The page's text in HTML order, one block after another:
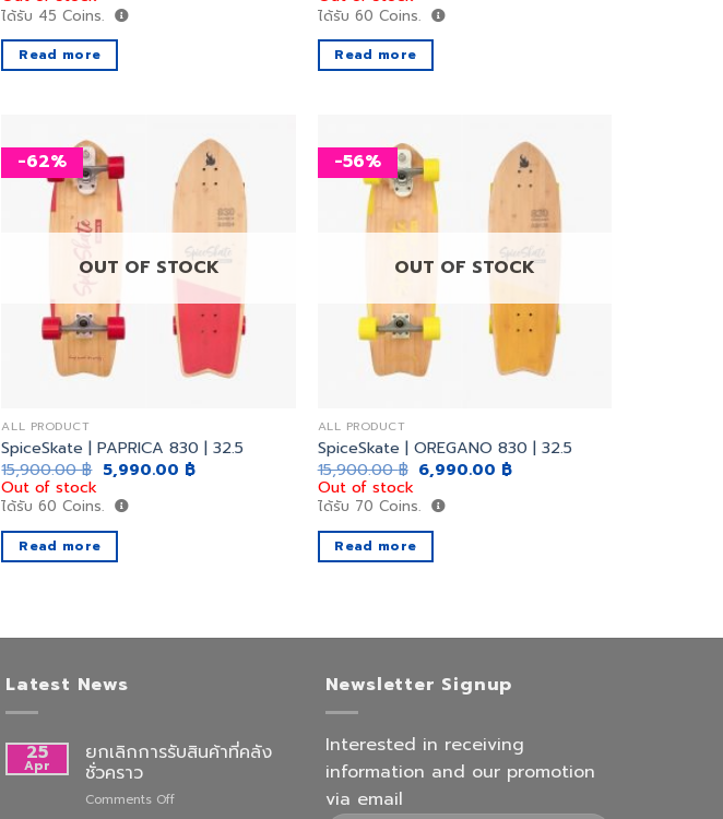
was:
15,900.00 ฿.
ได้รับ 45 Coins.
Read more
was:
15,900.00 ฿.
ได้รับ 60 Coins.
Read more
-62%
OUT OF STOCK
ALL PRODUCT
SpiceSkate | PAPRICA 830 | 32.5
15,900.00฿ Original
price
was:
15,900.00 ฿.
5,990.00 ฿Current
Out of stock
ได้รับ60 Coins.
Read more
-56%
OUT OF STOCK
ALL PRODUCT
SpiceSkate | OREGANO 830 | 32.5
15,900.00฿ Original
price
was:
15,900.00 ฿.
6,990.00 ฿Current
Out of stock
ได้รับ 70 Coins.
Read more
Latest News
25
Apr
ยกเลิกการรับสินค้าที่คลัง
ชั่วคราว
Comments Offon
Newsletter Signup
Interested in receiving
information and our promotion
via email